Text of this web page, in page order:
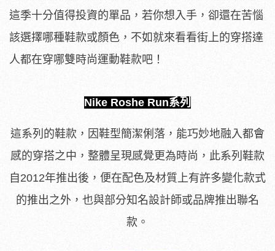
這季十分值得投資的單品，若你想入手，卻還在苦惱
該選擇哪種鞋款或顏色，不如就來看看街上的穿搭達
人都在穿哪雙時尚運動鞋款吧！
Nike Roshe Run系列
這系列的鞋款，因鞋型簡潔俐落，能巧妙地融入都會
感的穿搭之中，整體呈現感覺更為時尚，此系列鞋款
自2012年推出後，便在配色及材質上有許多變化款式
的推出之外，也與部分知名設計師或品牌推出聯名
款。